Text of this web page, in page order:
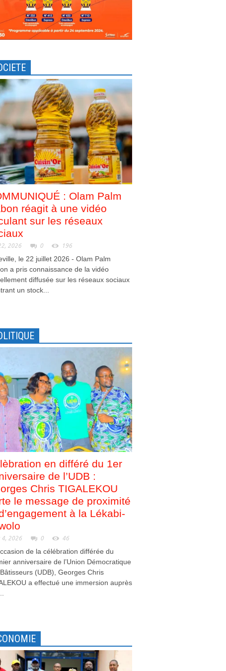
: Olam Palm
réagit à une vidéo
sur les réseaux
2026 0 196
le 22 juillet 2026 - Olam Palm
a pris connaissance de la vidéo
diffusée sur les réseaux sociaux
un stock...
en différé du 1er
de l’UDB :
Chris TIGALEKOU
le message de proximité
à la Lékabi-
4, 2026 0 46
de la célébration différée du
anniversaire de l’Union Démocratique
(UDB), Georges Chris
a effectué une immersion auprès